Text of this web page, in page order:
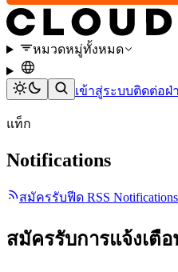
หมวดหมู่ทั้งหมด
เข้าสู่ระบบติดต่อฝ่
แท็ก
Notifications
สมัครรับฟีด RSS Notifications
สมัครรับการแจ้งเตื